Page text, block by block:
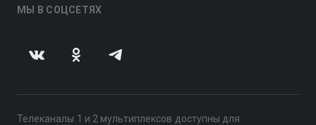
МЫ В СОЦСЕТЯХ
Телеканалы 1 и 2 мультиплексов доступны для